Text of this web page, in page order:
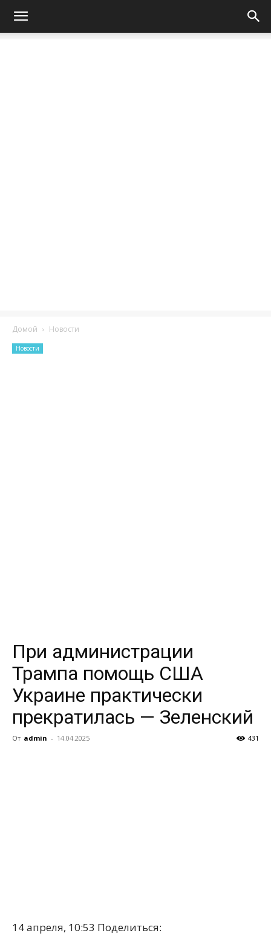
Домой Новости
Новости
При администрации
Трампа помощь США
Украине практически
прекратилась — Зеленский
От admin - 14.04.2025 431
14 апреля, 10:53 Поделиться: